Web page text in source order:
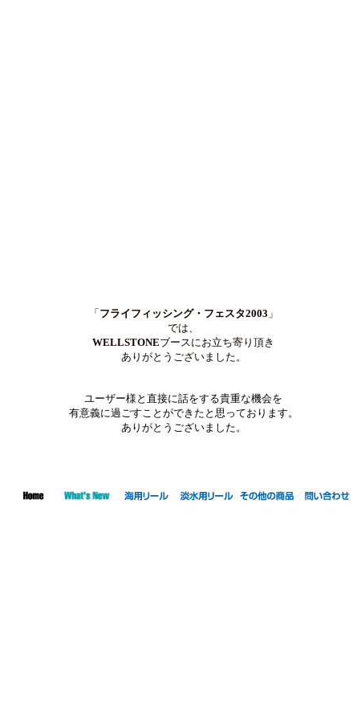
「 フライフィッシング・フェスタ2003 」
では、
WELLSTONEブースにお立ち寄り頂き
ありがとうございました。
ユーザー様と直接に話をする貴重な機会を
有意義に過ごすことができたと思っております。
ありがとうございました。